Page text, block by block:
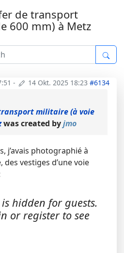
de transport
600 mm) à Metz
- 14 Okt. 2025 18:23 #6134
militaire (à voie
was created byjmo
j’avais photographié à
des vestiges d’une voie
hidden for guests.
or register to see